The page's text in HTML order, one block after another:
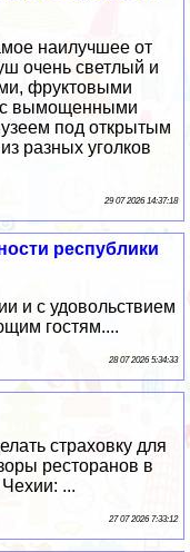
наилучшее от
очень светлый и
фруктовыми
с вымощенными
под открытым
разных уголков
29 07 2026 14:37:18
республики
и с удовольствием
гостям....
28 07 2026 5:34:33
страховку для
ресторанов в
...
27 07 2026 7:33:12